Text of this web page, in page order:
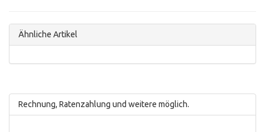
Ähnliche Artikel
Rechnung, Ratenzahlung und weitere möglich.